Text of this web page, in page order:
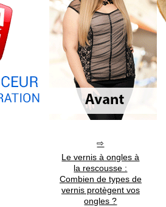
Le vernis à ongles à
la rescousse :
Combien de types de
vernis protègent vos
ongles ?